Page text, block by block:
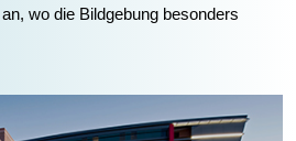
wo die Bildgebung besonders